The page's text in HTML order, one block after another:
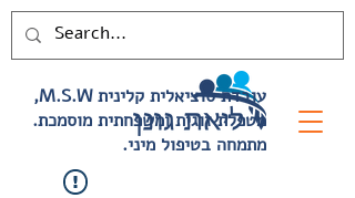
,M.S.W עובדת סוציאלית קלינית
.מטפלת זוגית ומשפחתית מוסמכת
.מתמחה בטיפול מיני